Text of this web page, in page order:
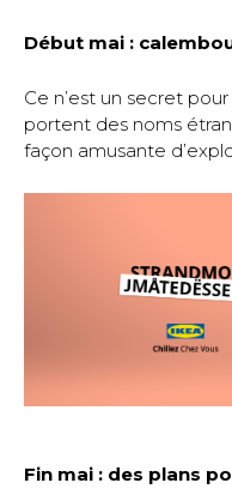
Début mai :
Ce n’est un secret
portent des noms
façon amusante
Fin mai : des plans